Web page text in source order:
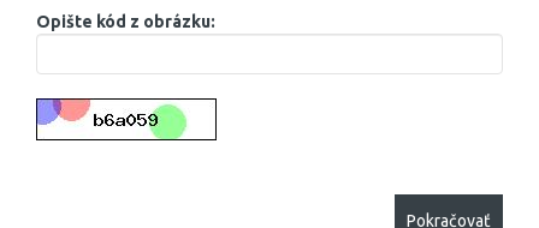
Opište kód z obrázku:
Pokračovať